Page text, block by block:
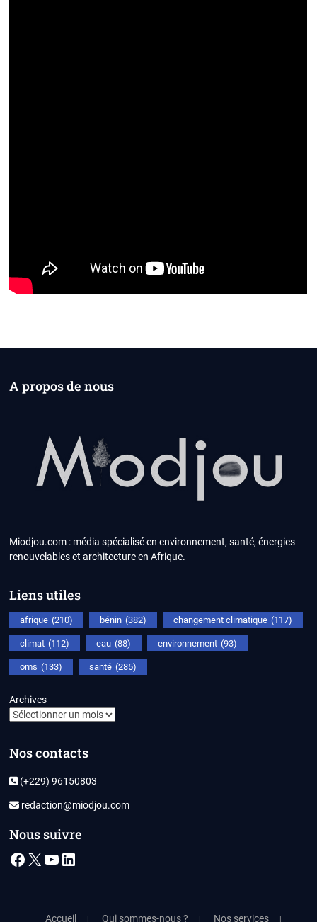
A propos de nous
Miodjou.com : média spécialisé en environnement, santé, énergies
renouvelables et architecture en Afrique.
Liens utiles
afrique (210) bénin (382) changement climatique (117)
climat (112) eau (88) environnement (93)
oms (133) santé (285)
Archives
Nos contacts
(+229) 96150803
redaction@miodjou.com
Nous suivre
Facebook
X YouTube
LinkedIn
Accueil Qui sommes-nous ? Nos services